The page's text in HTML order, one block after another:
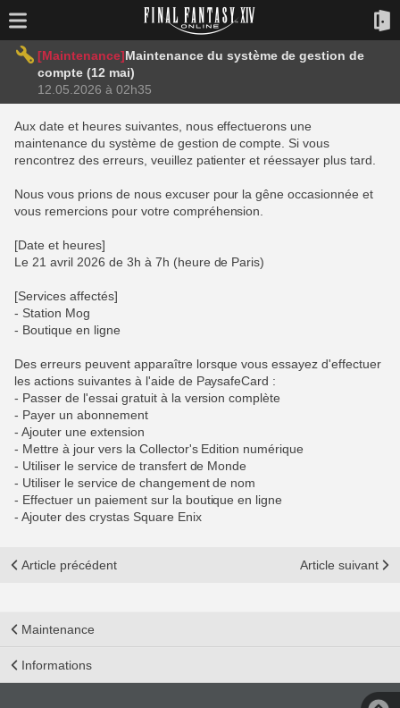
[Maintenance]Maintenance du système de gestion de
compte (12 mai)
12.05.2026 à 02h35
Aux date et heures suivantes, nous effectuerons une
maintenance du système de gestion de compte. Si vous
rencontrez des erreurs, veuillez patienter et réessayer plus tard.
Nous vous prions de nous excuser pour la gêne occasionnée et
vous remercions pour votre compréhension.
[Date et heures]
Le 21 avril 2026 de 3h à 7h (heure de Paris)
[Services affectés]
- Station Mog
- Boutique en ligne
Des erreurs peuvent apparaître lorsque vous essayez d'effectuer
les actions suivantes à l'aide de PaysafeCard :
- Passer de l'essai gratuit à la version complète
- Payer un abonnement
- Ajouter une extension
- Mettre à jour vers la Collector's Edition numérique
- Utiliser le service de transfert de Monde
- Utiliser le service de changement de nom
- Effectuer un paiement sur la boutique en ligne
- Ajouter des crystas Square Enix
Article précédent Article suivant
Maintenance
Informations